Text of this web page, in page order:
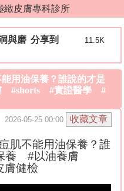
緻皮膚專科診所
與磨 分享到 11.5K
用油保養？誰說的才是
#shorts #實證醫學 #
2026-05-25 00:00
肌不能用油保養 ？誰
養#以油養膚
膚健檢